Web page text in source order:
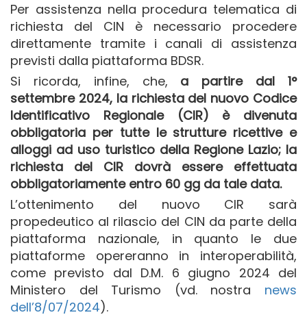
Per assistenza nella procedura telematica di
richiesta del CIN è necessario procedere
direttamente tramite i canali di assistenza
previsti dalla piattaforma BDSR.
Si ricorda, infine, che, a partire dal 1°
settembre 2024, la richiesta del nuovo Codice
Identificativo Regionale (CIR) è divenuta
obbligatoria per tutte le strutture ricettive e
alloggi ad uso turistico della Regione Lazio; la
richiesta del CIR dovrà essere effettuata
obbligatoriamente entro 60 gg da tale data.
L’ottenimento del nuovo CIR sarà
propedeutico al rilascio del CIN da parte della
piattaforma nazionale, in quanto le due
piattaforme opereranno in interoperabilità,
come previsto dal D.M. 6 giugno 2024 del
Ministero del Turismo (vd. nostra news
dell’8/07/2024).